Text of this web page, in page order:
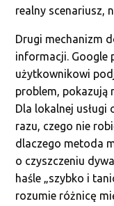
realny scenariusz,
Drugi mechanizm
informacji. Google
użytkownikowi
problem, pokazują
Dla lokalnej usługi
razu, czego nie
dlaczego metoda
o czyszczeniu
haśle „szybko i
rozumie różnicę